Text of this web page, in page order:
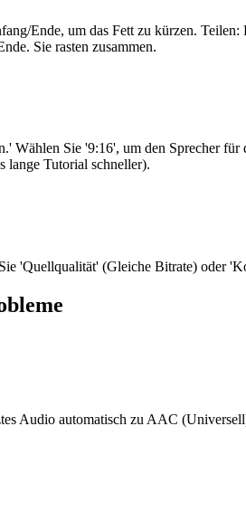
Ende, um das Fett zu kürzen.
Sie rasten zusammen.
Wählen Sie '9:16', um den Sprecher
lange Tutorial schneller).
'Quellqualität' (Gleiche Bitrate) oder
Audio automatisch zu AAC